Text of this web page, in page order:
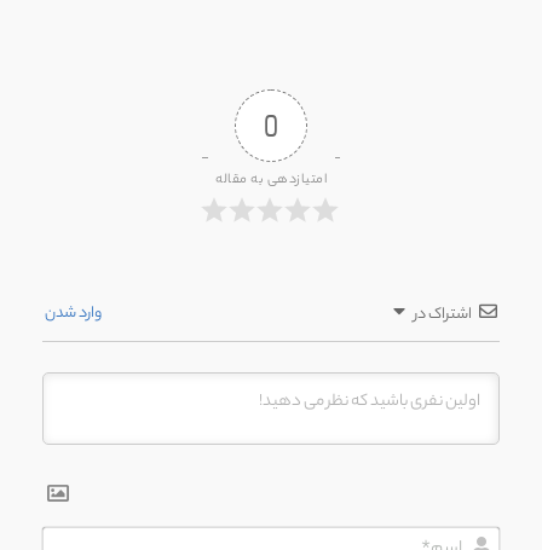
0
امتیازدهی به مقاله
اشتراک در وارد شدن
اسم*